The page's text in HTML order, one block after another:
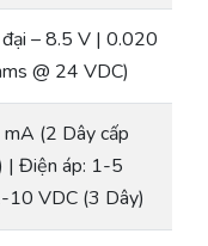
– 8.5 V | 0.020
@ 24 VDC)
(2 Dây cấp
| Điện áp: 1-5
10 VDC (3 Dây)